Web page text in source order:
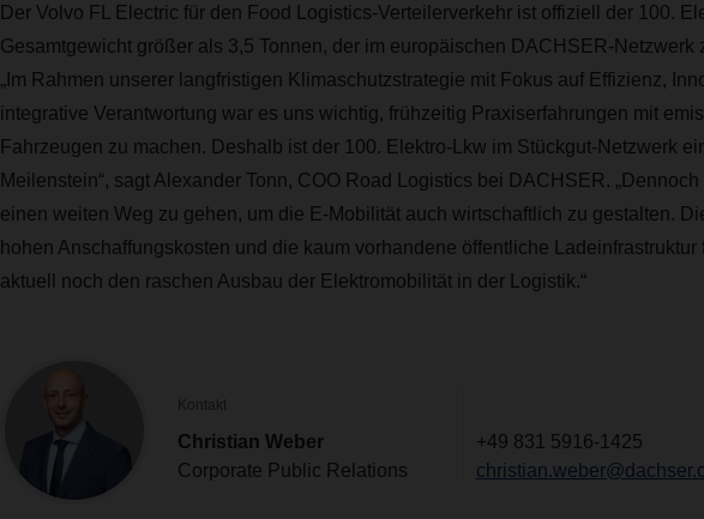
Der Volvo FL Electric für den Food Logistics-Verteilerverkehr ist offiziell der 100.
Gesamtgewicht größer als 3,5 Tonnen, der im europäischen DACHSER-Netzwerk
„Im Rahmen unserer langfristigen Klimaschutzstrategie mit Fokus auf Effizienz,
integrative Verantwortung war es uns wichtig, frühzeitig Praxiserfahrungen mit
Fahrzeugen zu machen. Deshalb ist der 100. Elektro-Lkw im Stückgut-Netzwerk
Meilenstein“, sagt Alexander Tonn, COO Road Logistics bei DACHSER.
einen weiten Weg zu gehen, um die E-Mobilität auch wirtschaftlich zu gestalten.
hohen Anschaffungskosten und die kaum vorhandene öffentliche Ladeinfrastruktur
aktuell noch den raschen Ausbau der Elektromobilität in der Logistik.“
Kontakt
Christian Weber
Corporate Public Relations
+49 831 5916-1425